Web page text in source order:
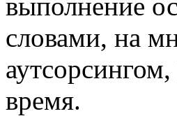
словами, на
время.